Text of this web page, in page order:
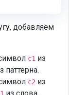
добавляем
c1 из
паттерна.
c2 из